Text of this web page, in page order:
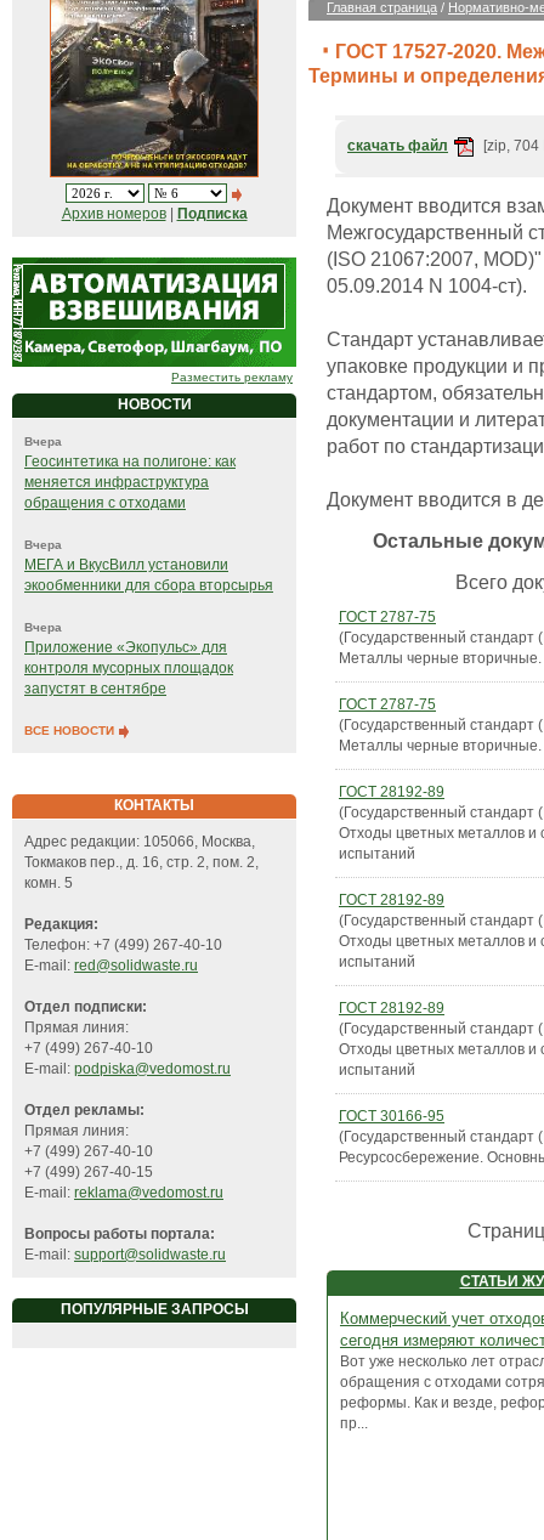
Архив номеров| Подписка
Разместить рекламу
НОВОСТИ
Вчера
Геосинтетика на полигоне: как
меняется инфраструктура
обращения с отходами
Вчера
МЕГА и ВкусВилл установили
экообменники для сбора вторсырья
Вчера
Приложение «Экопульс» для
контроля мусорных площадок
запустят в сентябре
ВСЕ НОВОСТИ
КОНТАКТЫ
Адрес редакции: 105066, Москва,
Токмаков пер., д. 16, стр. 2, пом. 2,
комн. 5
Редакция:
Телефон: +7 (499) 267-40-10
E-mail: red@solidwaste.ru
Отдел подписки:
Прямая линия:
+7 (499) 267-40-10
E-mail: podpiska@vedomost.ru
Отдел рекламы:
Прямая линия:
+7 (499) 267-40-10
+7 (499) 267-40-15
E-mail: reklama@vedomost.ru
Вопросы работы портала:
E-mail: support@solidwaste.ru
ПОПУЛЯРНЫЕ ЗАПРОСЫ
Главная страница / Нормативно-
ГОСТ 17527-2020.
Термины и
скачать файл [zip, 704
Документ вводится
Межгосударственный
(ISO 21067:2007,
05.09.2014 N 1004-ст).
Стандарт
упаковке продукции и
стандартом,
документации и
работ по
Документ вводится в
Остальные
Всего
ГОСТ 2787-75
(Государственный стандарт
Металлы черные
ГОСТ 2787-75
(Государственный стандарт
Металлы черные
ГОСТ 28192-89
(Государственный стандарт
Отходы цветных металлов и
испытаний
ГОСТ 28192-89
(Государственный стандарт
Отходы цветных металлов и
испытаний
ГОСТ 28192-89
(Государственный стандарт
Отходы цветных металлов и
испытаний
ГОСТ 30166-95
(Государственный стандарт
Ресурсосбережение.
СТАТЬИ
Коммерческий учет
сегодня измеряют
Вот уже несколько лет
обращения с отходами
реформы. Как и везде,
пр...